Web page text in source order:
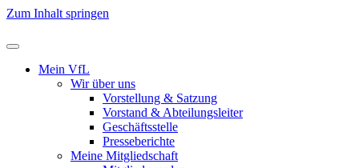
Zum Inhalt springen
Mein VfL
Wir über uns
Vorstellung & Satzung
Vorstand & Abteilungsleiter
Geschäftsstelle
Presseberichte
Meine Mitgliedschaft